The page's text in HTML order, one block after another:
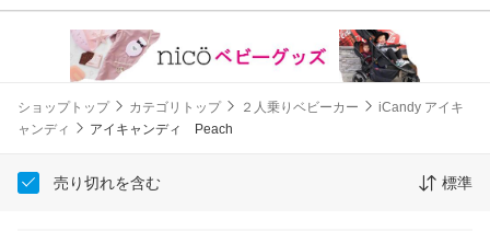
ショップトップ カテゴリトップ ２人乗りベビーカー
iCandy アイキ
ャンディ
アイキャンディ Peach
売り切れを含む 標準